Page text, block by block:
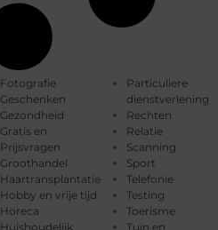
Fotografie
Geschenken
Gezondheid
Gratis en
Prijsvragen
Groothandel
Haartransplantatie
Hobby en vrije tijd
Horeca
Huishoudelijk
Particuliere
dienstverlening
Rechten
Relatie
Scanning
Sport
Telefonie
Testing
Toerisme
Tuin en